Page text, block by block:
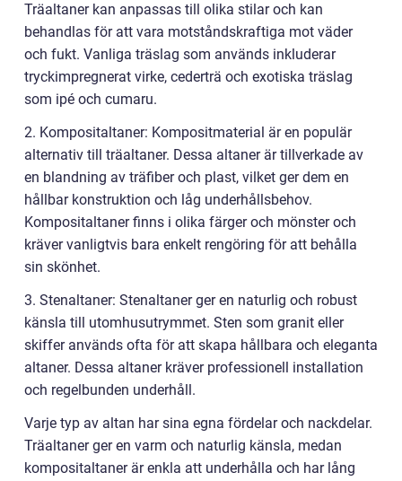
Träaltaner kan anpassas till olika stilar och kan
behandlas för att vara motståndskraftiga mot väder
och fukt. Vanliga träslag som används inkluderar
tryckimpregnerat virke, cederträ och exotiska träslag
som ipé och cumaru.
2. Kompositaltaner: Kompositmaterial är en populär
alternativ till träaltaner. Dessa altaner är tillverkade av
en blandning av träfiber och plast, vilket ger dem en
hållbar konstruktion och låg underhållsbehov.
Kompositaltaner finns i olika färger och mönster och
kräver vanligtvis bara enkelt rengöring för att behålla
sin skönhet.
3. Stenaltaner: Stenaltaner ger en naturlig och robust
känsla till utomhusutrymmet. Sten som granit eller
skiffer används ofta för att skapa hållbara och eleganta
altaner. Dessa altaner kräver professionell installation
och regelbunden underhåll.
Varje typ av altan har sina egna fördelar och nackdelar.
Träaltaner ger en varm och naturlig känsla, medan
kompositaltaner är enkla att underhålla och har lång